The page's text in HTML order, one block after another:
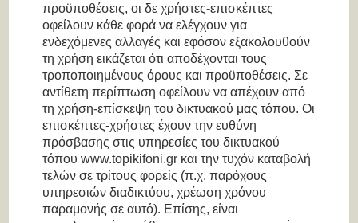
προϋποθέσεις, οι δε χρήστες-επισκέπτες
οφείλουν κάθε φορά να ελέγχουν για
ενδεχόμενες αλλαγές και εφόσον εξακολουθούν
τη χρήση εικάζεται ότι αποδέχονται τους
τροποποιημένους όρους και προϋποθέσεις. Σε
αντίθετη περίπτωση οφείλουν να απέχουν από
τη χρήση-επίσκεψη του δικτυακού μας τόπου. Οι
επισκέπτες-χρήστες έχουν την ευθύνη
πρόσβασης στις υπηρεσίες του δικτυακού
τόπου www.topikifoni.gr και την τυχόν καταβολή
τελών σε τρίτους φορείς (π.χ. παρόχους
υπηρεσιών διαδικτύου, χρέωση χρόνου
παραμονής σε αυτό). Επίσης, είναι